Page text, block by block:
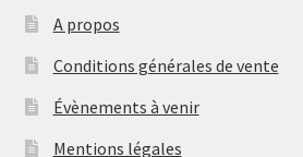
A propos
Conditions générales de vente
Évènements à venir
Mentions légales